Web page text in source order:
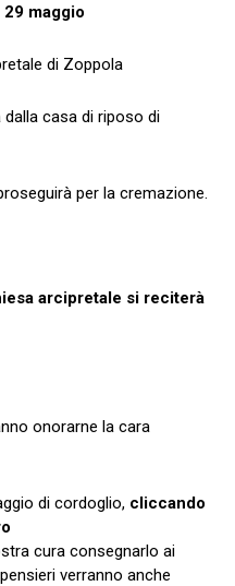
maggio
di Zoppola
dalla casa di riposo di
per la cremazione.
arcipretale si reciterà
onorarne la cara
di cordoglio, cliccando
cura consegnarlo ai
verranno anche